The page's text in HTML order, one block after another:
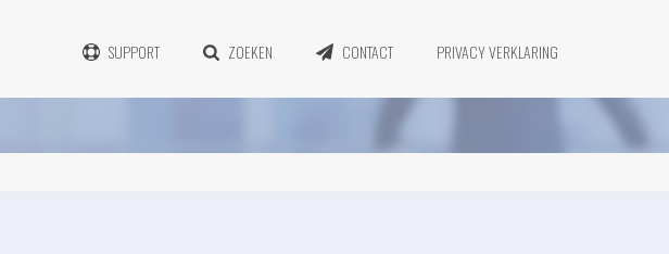
SUPPORT ZOEKEN CONTACT PRIVACY VERKLARING